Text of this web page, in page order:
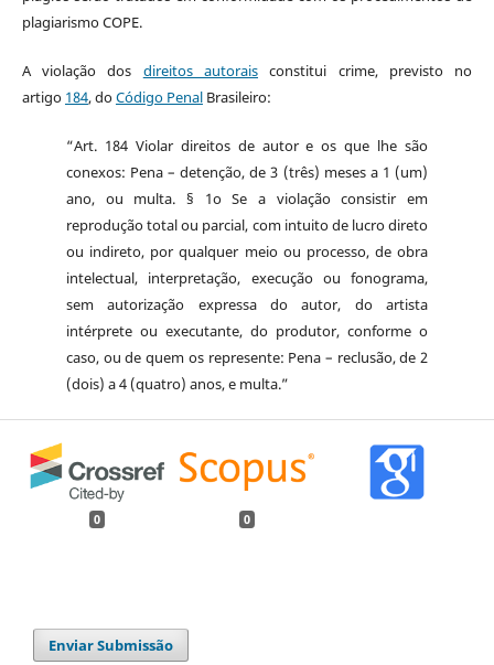
plagiarismo COPE.
A violação dos direitos autorais constitui crime, previsto no
artigo 184, doCódigo PenalBrasileiro:
“Art. 184 Violar direitos de autor e os que lhe são
conexos: Pena – detenção, de 3 (três) meses a 1 (um)
ano, ou multa. § 1o Se a violação consistir em
reprodução total ou parcial, com intuito de lucro direto
ou indireto, por qualquer meio ou processo, de obra
intelectual, interpretação, execução ou fonograma,
sem autorização expressa do autor, do artista
intérprete ou executante, do produtor, conforme o
caso, ou de quem os represente: Pena – reclusão, de 2
(dois) a 4 (quatro) anos, e multa.”
0 0
Enviar Submissão